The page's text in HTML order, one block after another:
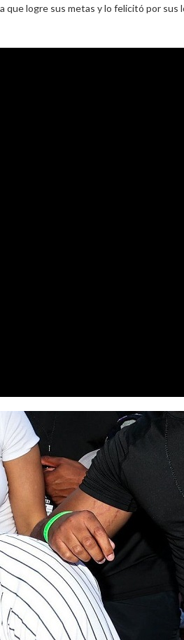
que logre sus metas y lo felicitó por sus